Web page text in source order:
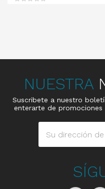
NUESTRA
Suscribete a nuestro
enterarte de